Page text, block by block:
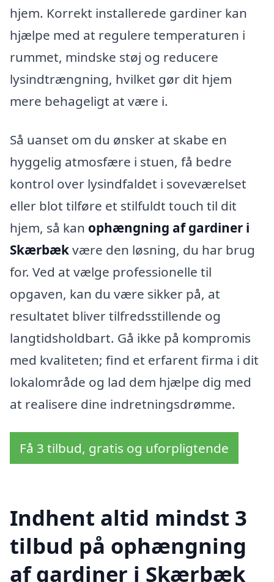
hjem. Korrekt installerede gardiner kan
hjælpe med at regulere temperaturen i
rummet, mindske støj og reducere
lysindtrængning, hvilket gør dit hjem
mere behageligt at være i.
Så uanset om du ønsker at skabe en
hyggelig atmosfære i stuen, få bedre
kontrol over lysindfaldet i soveværelset
eller blot tilføre et stilfuldt touch til dit
hjem, så kan ophængning af gardiner i
Skærbækvære den løsning, du har brug
for. Ved at vælge professionelle til
opgaven, kan du være sikker på, at
resultatet bliver tilfredsstillende og
langtidsholdbart. Gå ikke på kompromis
med kvaliteten; find et erfarent firma i dit
lokalområde og lad dem hjælpe dig med
at realisere dine indretningsdrømme.
Få 3 tilbud, gratis og uforpligtende
Indhent altid mindst 3
tilbud på ophængning
af gardiner i Skærbæk